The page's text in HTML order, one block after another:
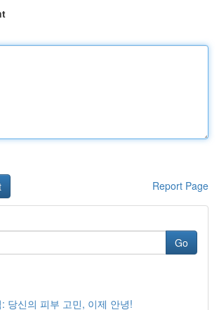
Report Page
Go
당신의 피부 고민, 이제 안녕!